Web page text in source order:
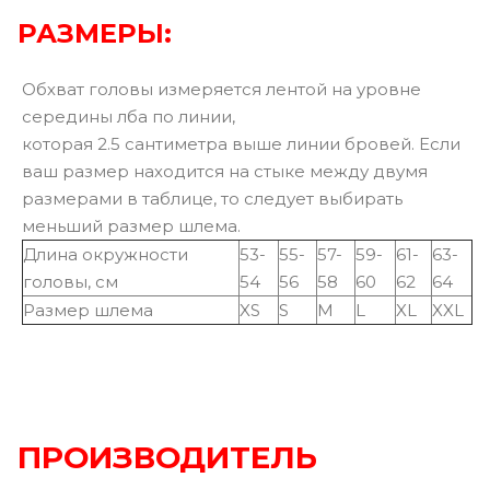
РАЗМЕРЫ:
Обхват головы измеряется лентой на уровне
середины лба по линии,
которая 2.5 сантиметра выше линии бровей. Если
ваш размер находится на стыке между двумя
размерами в таблице, то следует выбирать
меньший размер шлема.
Длина окружности
головы, см
53-
54
55-
56
57-
58
59-
60
61-
62
63-
64
Размер шлема
XS S M L XL XXL
ПРОИЗВОДИТЕЛЬ